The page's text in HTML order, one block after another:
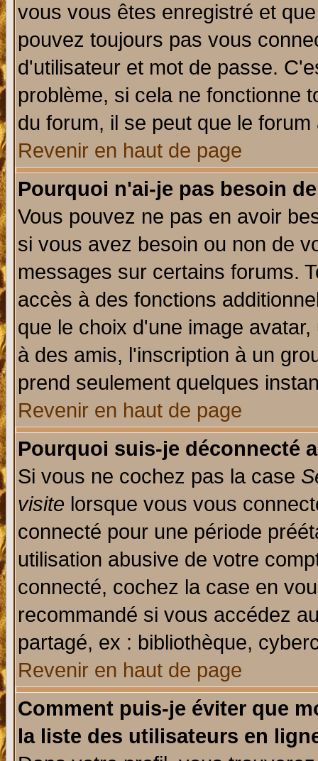
vous vous êtes enregistré et
pouvez toujours pas vous
d'utilisateur et mot de passe.
problème, si cela ne fonctionne
du forum, il se peut que le
Revenir en haut de page
Pourquoi n'ai-je pas besoin
Vous pouvez ne pas en avoir
si vous avez besoin ou non de
messages sur certains forums.
accès à des fonctions
que le choix d'une image
à des amis, l'inscription à un
prend seulement quelques
Revenir en haut de page
Pourquoi suis-je déconnecté
Si vous ne cochez pas la case
visite lorsque vous vous
connecté pour une période
utilisation abusive de votre
connecté, cochez la case en
recommandé si vous accédez
partagé, ex : bibliothèque,
Revenir en haut de page
Comment puis-je éviter que
la liste des utilisateurs en